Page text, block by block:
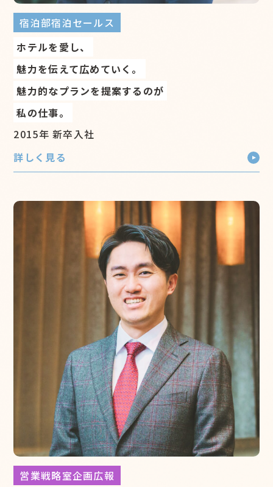
宿泊部宿泊セールス
ホテルを愛し、
魅力を伝えて広めていく。
魅力的なプランを提案するのが
私の仕事。
2015年 新卒入社
詳しく見る
営業戦略室企画広報